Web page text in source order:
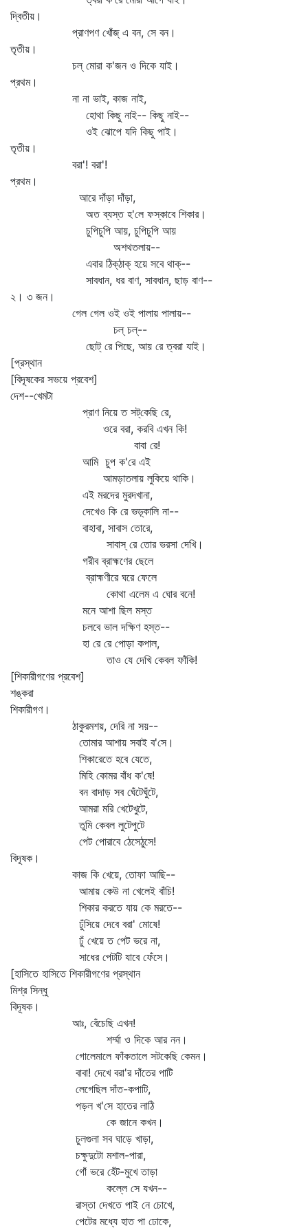
দ্বিতীয়।
প্রাণপণ খোঁজ্‌ এ বন, সে বন।
তৃতীয়।
চল্‌ মোরা ক'জন ও দিকে যাই।
প্রথম।
না না ভাই, কাজ নাই,
হোথা কিছু নাই-- কিছু নাই--
ওই ঝোপে যদি কিছু পাই।
তৃতীয়।
বরা'! বরা'!
প্রথম।
আরে দাঁড়া দাঁড়া,
অত ব্যস্ত হ'লে ফস্কাবে শিকার।
চুপিচুপি আয়, চুপিচুপি আয়
অশথতলায়--
এবার ঠিক্‌ঠাক্‌ হয়ে সবে থাক্‌--
সাবধান, ধর বাণ, সাবধান, ছাড় বাণ--
২। ৩ জন।
গেল গেল ওই ওই পালায় পালায়--
চল্‌ চল্‌--
ছোট্‌ রে পিছে, আয় রে ত্বরা যাই।
[প্রস্থান
[বিদূষকের সভয়ে প্রবেশ]
দেশ--খেমটা
প্রাণ নিয়ে ত সট্‌কেছি রে,
ওরে বরা, করবি এখন কি!
বাবা রে!
আমি চুপ ক'রে এই
আমড়াতলায় লুকিয়ে থাকি।
এই মরদের মুরদখানা,
দেখেও কি রে ভড়্‌কালি না--
বাহাবা, সাবাস তোরে,
সাবাস্‌ রে তোর ভরসা দেখি।
গরীব ব্রাহ্মণের ছেলে
ব্রাহ্মণীরে ঘরে ফেলে
কোথা এলেম এ ঘোর বনে!
মনে আশা ছিল মস্ত
চলবে ভাল দক্ষিণ হস্ত--
হা রে রে পোড়া কপাল,
তাও যে দেখি কেবল ফাঁকি!
[শিকারীগণের প্রবেশ]
শঙ্করা
শিকারীগণ।
ঠাকুরমশয়, দেরি না সয়--
তোমার আশায় সবাই ব'সে।
শিকারেতে হবে যেতে,
মিহি কোমর বাঁধ ক'ষে!
বন বাদাড় সব ঘেঁটেঘুঁটে,
আমরা মরি খেটেখুটে,
তুমি কেবল লুটেপুটে
পেট পোরাবে ঠেসেঠুসে!
বিদূষক।
কাজ কি খেয়ে, তোফা আছি--
আমায় কেউ না খেলেই বাঁচি!
শিকার করতে যায় কে মরতে--
ঢুঁসিয়ে দেবে বরা' মোষে!
ঢুঁ খেয়ে ত পেট ভরে না,
সাধের পেটটি যাবে ফেঁসে।
[হাসিতে হাসিতে শিকারীগণের প্রস্থান
মিশ্র সিন্ধু
বিদূষক।
আঃ, বেঁচেছি এখন!
শর্ম্মা ও দিকে আর নন।
গোলেমালে ফাঁকতালে সটকেছি কেমন।
বাবা! দেখে বরা'র দাঁতের পাটি
লেগেছিল দাঁত-কপাটি,
পড়ল খ'সে হাতের লাঠি
কে জানে কখন।
চুলগুলা সব ঘাড়ে খাড়া,
চক্ষুদুটো মশাল-পারা,
গোঁ ভরে হেঁট-মুখে তাড়া
কল্লে সে যখন--
রাস্তা দেখতে পাই নে চোখে,
পেটের মধ্যে হাত পা ঢোকে,